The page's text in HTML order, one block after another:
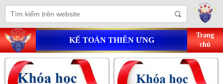
KẾ TOÁN THIÊN ƯNG
Trang
chủ